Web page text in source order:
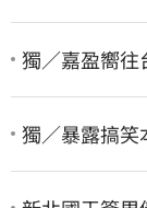
獨／嘉盈嚮
獨／暴露搞